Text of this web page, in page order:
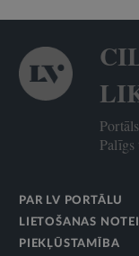
PAR LV PORTĀLU
LIETOŠANAS
PIEKĻŪSTAMĪBA